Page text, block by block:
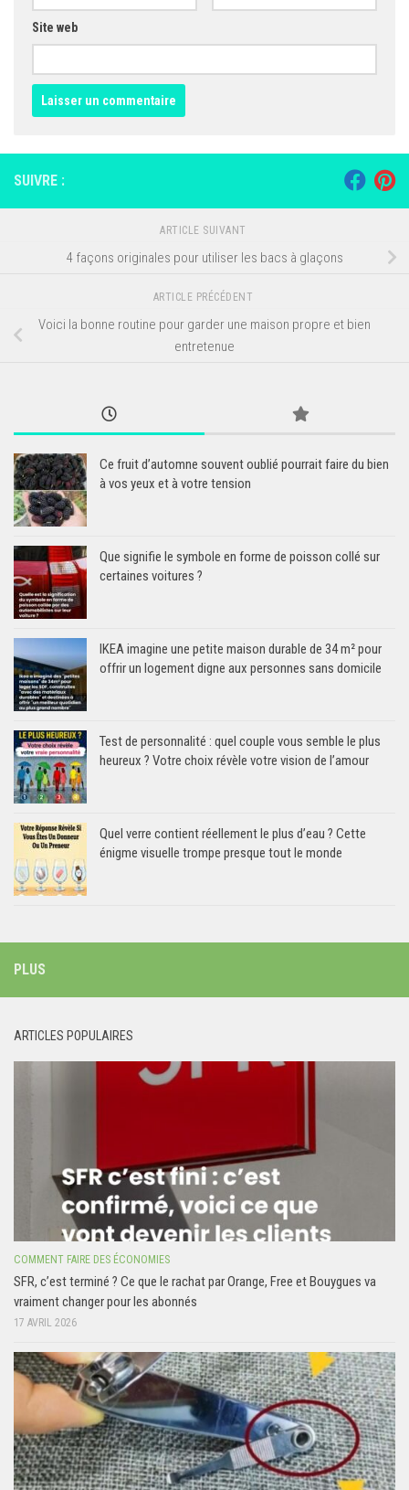
Site web
SUIVRE :
ARTICLE SUIVANT
4 façons originales pour utiliser les bacs à glaçons
ARTICLE PRÉCÉDENT
Voici la bonne routine pour garder une maison propre et bien
entretenue
Ce fruit d’automne souvent oublié pourrait faire du bien
à vos yeux et à votre tension
Que signifie le symbole en forme de poisson collé sur
certaines voitures ?
IKEA imagine une petite maison durable de 34 m² pour
offrir un logement digne aux personnes sans domicile
Test de personnalité : quel couple vous semble le plus
heureux ? Votre choix révèle votre vision de l’amour
Quel verre contient réellement le plus d’eau ? Cette
énigme visuelle trompe presque tout le monde
PLUS
ARTICLES POPULAIRES
COMMENT FAIRE DES ÉCONOMIES
SFR, c’est terminé ? Ce que le rachat par Orange, Free et Bouygues va
vraiment changer pour les abonnés
17 AVRIL 2026